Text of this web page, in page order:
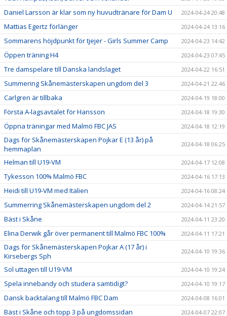
Daniel Larsson är klar som ny huvudtränare för Dam U 2024-04-24 20:48
Mattias Egertz förlänger 2024-04-24 13:16
Sommarens höjdpunkt för tjejer - Girls Summer Camp 2024-04-23 14:42
Öppen träning H4 2024-04-23 07:45
Tre damspelare till Danska landslaget 2024-04-22 16:51
Summering Skånemästerskapen ungdom del 3 2024-04-21 22:46
Carlgren är tillbaka 2024-04-19 18:00
Första A-lagsavtalet för Hansson 2024-04-18 19:30
Öppna träningar med Malmö FBC JAS 2024-04-18 12:19
Dags för Skånemästerskapen Pojkar E (13 år) på
hemmaplan
2024-04-18 06:25
Helman till U19-VM 2024-04-17 12:08
Tykesson 100% Malmö FBC 2024-04-16 17:13
Heidi till U19-VM med Italien 2024-04-16 08:24
Summerring Skånemästerskapen ungdom del 2 2024-04-14 21:57
Bäst i Skåne 2024-04-11 23:20
Elina Derwik går över permanent till Malmö FBC 100% 2024-04-11 17:21
Dags för Skånemästerskapen Pojkar A (17 år) i
Kirsebergs Sph
2024-04-10 19:36
Sol uttagen till U19-VM 2024-04-10 19:24
Spela innebandy och studera samtidigt? 2024-04-10 19:17
Dansk backtalang till Malmö FBC Dam 2024-04-08 16:01
Bäst i Skåne och topp 3 på ungdomssidan 2024-04-07 22:07